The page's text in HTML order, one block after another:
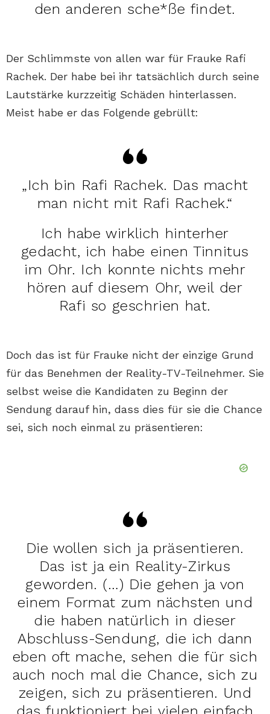
den anderen sche*ße findet.
Der Schlimmste von allen war für Frauke Rafi
Rachek. Der habe bei ihr tatsächlich durch seine
Lautstärke kurzzeitig Schäden hinterlassen.
Meist habe er das Folgende gebrüllt:
„Ich bin Rafi Rachek. Das macht
man nicht mit Rafi Rachek.“
Ich habe wirklich hinterher
gedacht, ich habe einen Tinnitus
im Ohr. Ich konnte nichts mehr
hören auf diesem Ohr, weil der
Rafi so geschrien hat.
Doch das ist für Frauke nicht der einzige Grund
für das Benehmen der Reality-TV-Teilnehmer. Sie
selbst weise die Kandidaten zu Beginn der
Sendung darauf hin, dass dies für sie die Chance
sei, sich noch einmal zu präsentieren:
Die wollen sich ja präsentieren.
Das ist ja ein Reality-Zirkus
geworden. (…) Die gehen ja von
einem Format zum nächsten und
die haben natürlich in dieser
Abschluss-Sendung, die ich dann
eben oft mache, sehen die für sich
auch noch mal die Chance, sich zu
zeigen, sich zu präsentieren. Und